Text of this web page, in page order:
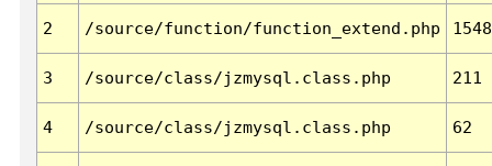
2 /source/function/function_extend.php 1548
3 /source/class/jzmysql.class.php 211
4 /source/class/jzmysql.class.php 62